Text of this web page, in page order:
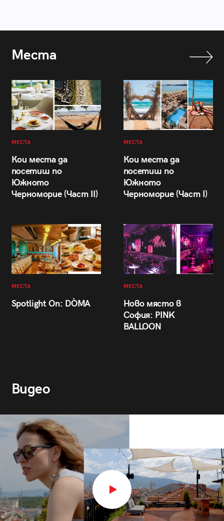
Места
МЕСТА
Кои места да
посетиш по
Южното
Черноморие (Част II)
МЕСТА
Кои места да
посетиш по
Южното
Черноморие (Част I)
МЕСТА
Spotlight On: DÒMA
МЕСТА
Ново място в
София: PINK
BALLOON
Видео